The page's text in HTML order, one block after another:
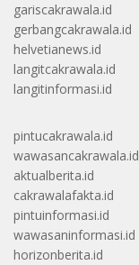
gariscakrawala.id
gerbangcakrawala.id
helvetianews.id
langitcakrawala.id
langitinformasi.id
pintucakrawala.id
wawasancakrawala.id
aktualberita.id
cakrawalafakta.id
pintuinformasi.id
wawasaninformasi.id
horizonberita.id